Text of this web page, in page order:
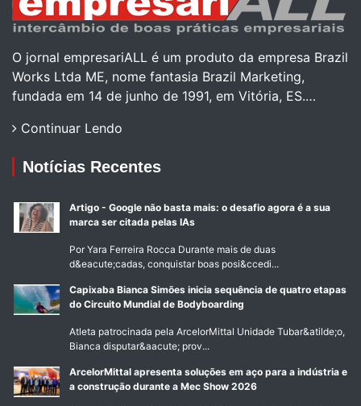
O jornal empresariALL é um produto da empresa Brazil
Works Ltda ME, nome fantasia Brazil Marketing,
fundada em 14 de junho de 1991, em Vitória, ES.…
Continuar Lendo
Notícias Recentes
Artigo - Google não basta mais: o desafio agora é a sua
marca ser citada pelas IAs
Por Yara Ferreira Rocca Durante mais de duas
d&eacute;cadas, conquistar boas posi&ccedi...
Capixaba Bianca Simões inicia sequência de quatro etapas
do Circuito Mundial de Bodyboarding
Atleta patrocinada pela ArcelorMittal Unidade Tubar&atilde;o,
Bianca disputar&aacute; prov...
ArcelorMittal apresenta soluções em aço para a indústria e
a construção durante a Mec Show 2026